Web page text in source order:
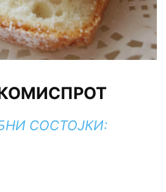
КОМИСПРОТ
СОСТОЈКИ: